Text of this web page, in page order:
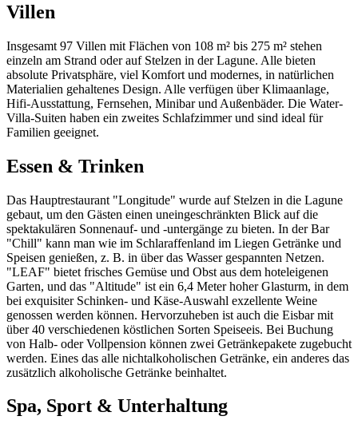
Villen
Insgesamt 97 Villen mit Flächen von 108 m² bis 275 m² stehen
einzeln am Strand oder auf Stelzen in der Lagune. Alle bieten
absolute Privatsphäre, viel Komfort und modernes, in natürlichen
Materialien gehaltenes Design. Alle verfügen über Klimaanlage,
Hifi-Ausstattung, Fernsehen, Minibar und Außenbäder. Die Water-
Villa-Suiten haben ein zweites Schlafzimmer und sind ideal für
Familien geeignet.
Essen & Trinken
Das Hauptrestaurant "Longitude" wurde auf Stelzen in die Lagune
gebaut, um den Gästen einen uneingeschränkten Blick auf die
spektakulären Sonnenauf- und -untergänge zu bieten. In der Bar
"Chill" kann man wie im Schlaraffenland im Liegen Getränke und
Speisen genießen, z. B. in über das Wasser gespannten Netzen.
"LEAF" bietet frisches Gemüse und Obst aus dem hoteleigenen
Garten, und das "Altitude" ist ein 6,4 Meter hoher Glasturm, in dem
bei exquisiter Schinken- und Käse-Auswahl exzellente Weine
genossen werden können. Hervorzuheben ist auch die Eisbar mit
über 40 verschiedenen köstlichen Sorten Speiseeis. Bei Buchung
von Halb- oder Vollpension können zwei Getränkepakete zugebucht
werden. Eines das alle nichtalkoholischen Getränke, ein anderes das
zusätzlich alkoholische Getränke beinhaltet.
Spa, Sport & Unterhaltung